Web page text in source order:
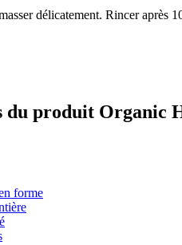
délicatement. Rincer après
du produit
forme